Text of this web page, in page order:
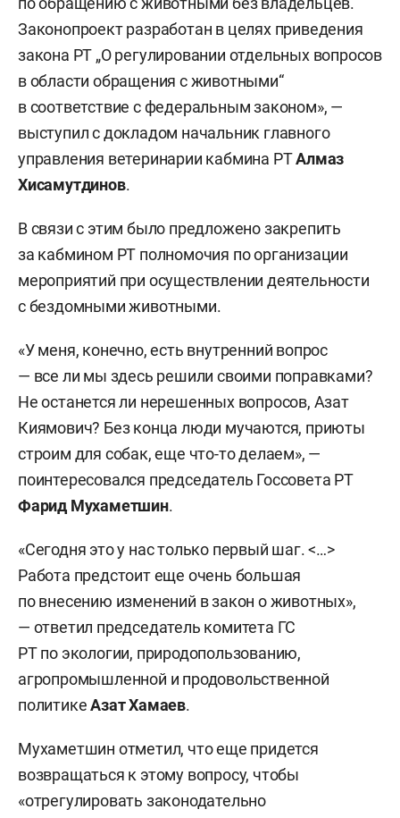
Законопроект разработан в целях приведения
закона РТ „О регулировании отдельных вопросов
в области обращения с животными“
в соответствие с федеральным законом», —
выступил с докладом начальник главного
управления ветеринарии кабмина РТАлмаз
Хисамутдинов.
В связи с этим было предложено закрепить
за кабмином РТ полномочия по организации
мероприятий при осуществлении деятельности
с бездомными животными.
«У меня, конечно, есть внутренний вопрос
— все ли мы здесь решили своими поправками?
Не останется ли нерешенных вопросов, Азат
Киямович? Без конца люди мучаются, приюты
строим для собак, еще что-то делаем», —
поинтересовался председатель Госсовета РТ
Фарид Мухаметшин.
«Сегодня это у нас только первый шаг. <…>
Работа предстоит еще очень большая
по внесению изменений в закон о животных»,
— ответил председатель комитета ГС
РТ по экологии, природопользованию,
агропромышленной и продовольственной
политикеАзат Хамаев.
Мухаметшин отметил, что еще придется
возвращаться к этому вопросу, чтобы
«отрегулировать законодательно